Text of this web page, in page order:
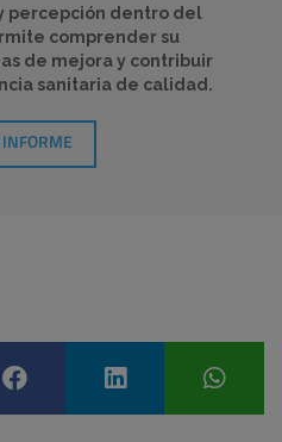
percepción dentro del
comprender su
de mejora y contribuir
sanitaria de calidad.
INFORME